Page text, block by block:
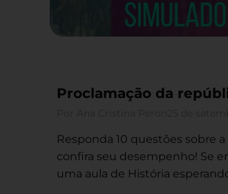
Proclamação da
Responda 10 questões sobre
confira seu desempenho! Se
uma aula de História